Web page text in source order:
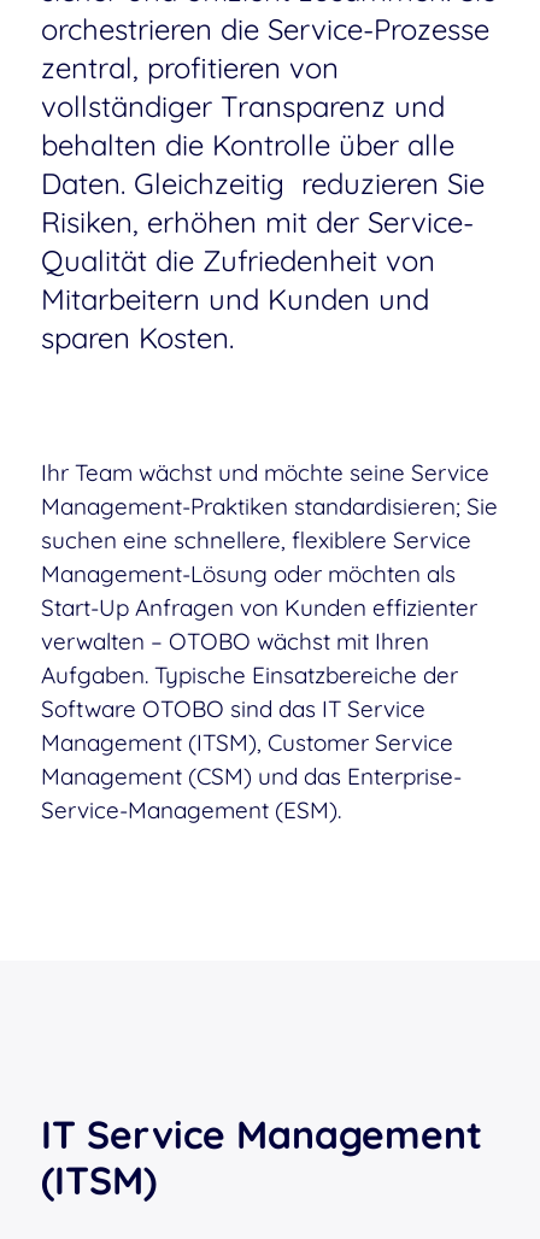
orchestrieren die Service-Prozesse
zentral, profitieren von
vollständiger Transparenz und
behalten die Kontrolle über alle
Daten. Gleichzeitig reduzieren Sie
Risiken, erhöhen mit der Service-
Qualität die Zufriedenheit von
Mitarbeitern und Kunden und
sparen Kosten.
Ihr Team wächst und möchte seine Service
Management-Praktiken standardisieren; Sie
suchen eine schnellere, flexiblere Service
Management-Lösung oder möchten als
Start-Up Anfragen von Kunden effizienter
verwalten – OTOBO wächst mit Ihren
Aufgaben. Typische Einsatzbereiche der
Software OTOBO sind das IT Service
Management (ITSM), Customer Service
Management (CSM) und das Enterprise-
Service-Management (ESM).
IT Service Management
(ITSM)